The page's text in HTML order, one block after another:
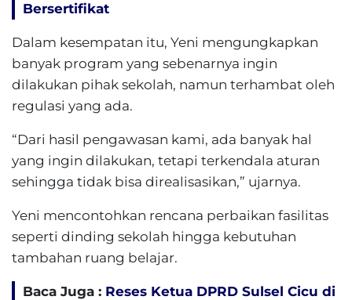
Bersertifikat
Dalam kesempatan itu, Yeni mengungkapkan
banyak program yang sebenarnya ingin
dilakukan pihak sekolah, namun terhambat oleh
regulasi yang ada.
“Dari hasil pengawasan kami, ada banyak hal
yang ingin dilakukan, tetapi terkendala aturan
sehingga tidak bisa direalisasikan,” ujarnya.
Yeni mencontohkan rencana perbaikan fasilitas
seperti dinding sekolah hingga kebutuhan
tambahan ruang belajar.
Baca Juga : Reses Ketua DPRD Sulsel Cicu di